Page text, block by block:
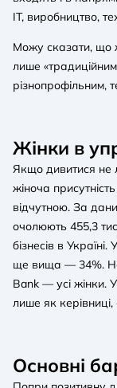
ІТ, виробництво,
Можу сказати, що
лише
різнопрофільним,
Жінки в
Якщо дивитися не
жіноча
відчутною. За
очолюють 455,3
бізнесів в
ще вища — 34%.
Bank — усі жінки.
лише як
Основні